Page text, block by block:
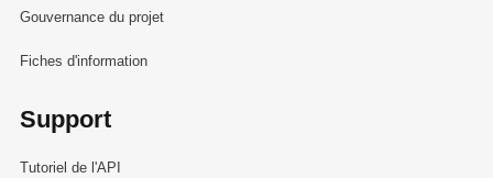
Gouvernance du projet
Fiches d'information
Support
Tutoriel de l'API